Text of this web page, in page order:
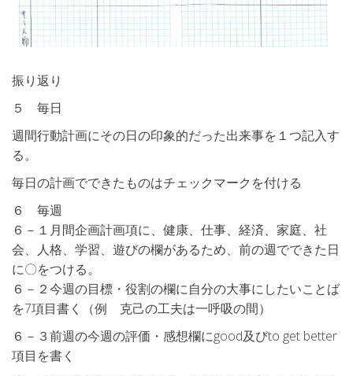
振り返り
５ 毎日
週間行動計画にその日の印象的だった出来事を１つ記入す
る。
毎日の計画でできたものはチェックマークを付ける
６ 毎週
６－１月間企画計画項に、健康、仕事、経済、家庭、社
会、人格、学習、遊びの欄があるため、前の週でできた日
に〇をつける。
６－２今週の目標・役割の欄に自分の大事にしたいことば
を7項目書く（例 克己の工夫は一呼吸の間）
６－３前週の今週の評価・感想欄にgood及びto get better
項目を書く